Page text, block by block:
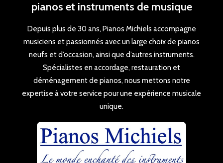
pianos et instruments de musique
Depuis plus de 30 ans, Pianos Michiels accompagne
musiciens et passionnés avec un large choix de pianos
neufs et d’occasion, ainsi que d’autres instruments.
Spécialistes en accordage, restauration et
déménagement de pianos, nous mettons notre
expertise à votre service pour une expérience musicale
unique.